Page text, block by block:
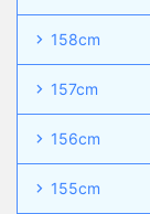
158cm
157cm
156cm
155cm